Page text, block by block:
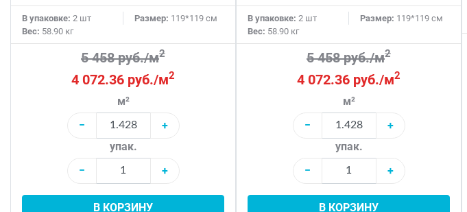
В упаковке: 2 шт Размер: 119*119 см
Вес: 58.90 кг
5 458 руб./м2
4 072.36 руб./м2
м²
−
+
упак.
−
+
В КОРЗИНУ
В упаковке: 2 шт Размер: 119*119 см
Вес: 58.90 кг
5 458 руб./м2
4 072.36 руб./м2
м²
−
+
упак.
−
+
В КОРЗИНУ